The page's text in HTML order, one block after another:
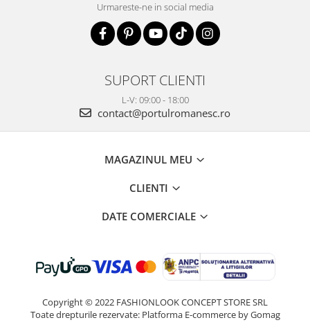
Urmareste-ne in social media
SUPORT CLIENTI
L-V: 09:00 - 18:00
contact@portulromanesc.ro
MAGAZINUL MEU
CLIENTI
DATE COMERCIALE
Copyright © 2022 FASHIONLOOK CONCEPT STORE SRL
Toate drepturile rezervate: Platforma E-commerce by Gomag